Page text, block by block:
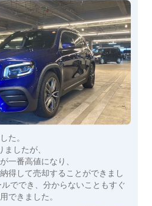
た。
したが、
一番高値になり、
得して売却することができまし
ででき、分からないこともすぐ
できました。